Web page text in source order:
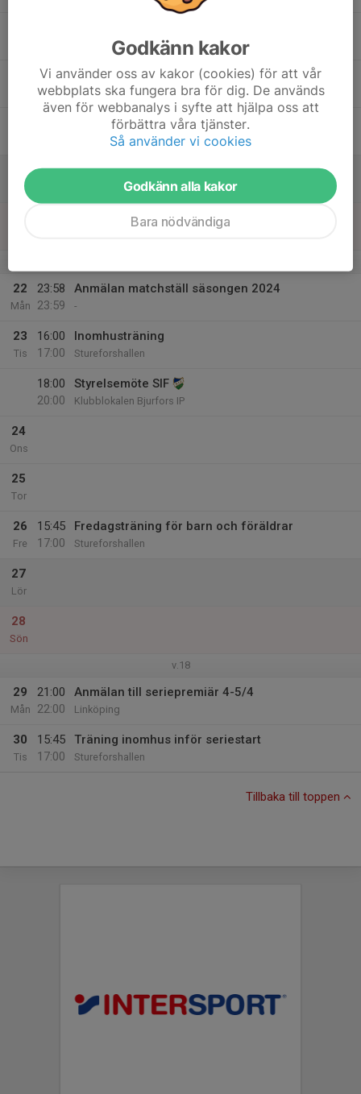
Lör
22
Mån
23:58
23:59
Anmälan matchställ säsongen 2024
-
23
Tis
16:00
17:00
Inomhusträning
Stureforshallen
18:00
20:00
Styrelsemöte SIF
Klubblokalen Bjurfors IP
24
Ons
25
Tor
26
Fre
15:45
17:00
Fredagsträning för barn och föräldrar
Stureforshallen
27
Lör
28
Sön
v.18
29
Mån
21:00
22:00
Anmälan till seriepremiär 4-5/4
Linköping
30
Tis
15:45
17:00
Träning inomhus inför seriestart
Stureforshallen
Tillbaka till toppen
Godkänn kakor
Vi använder oss av kakor (cookies) för att vår
webbplats ska fungera bra för dig. De används
även för webbanalys i syfte att hjälpa oss att
förbättra våra tjänster.
Så använder vi cookies
Godkänn alla kakor
Bara nödvändiga